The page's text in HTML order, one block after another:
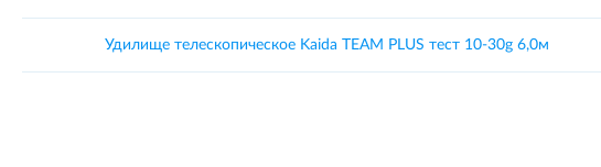
Удилище телескопическое Kaida TEAM PLUS тест 10-30g 6,0м